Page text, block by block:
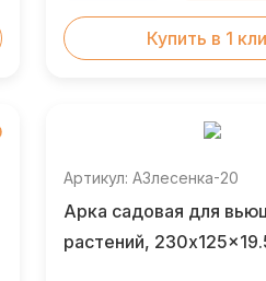
Купить в 1
Артикул: АЗлесенка-20
Арка садовая для
растений,